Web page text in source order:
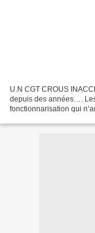
U.N CGT CROUS
depuis des années….
fonctionnarisation qui